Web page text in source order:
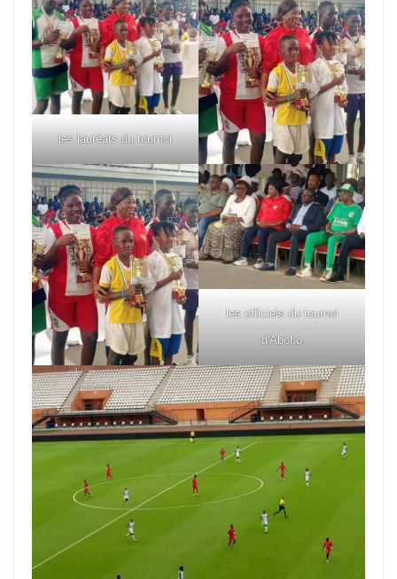
les lauréats du tournoi
les officiels du tournoi
d'Abobo